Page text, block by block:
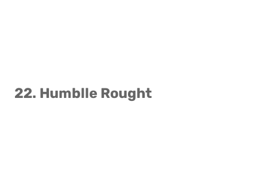
22. Humblle Rought